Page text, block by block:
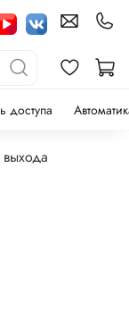
доступа